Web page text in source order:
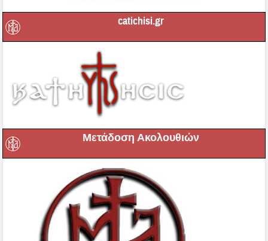
catichisi.gr
Μετάδοση Ακολουθιών